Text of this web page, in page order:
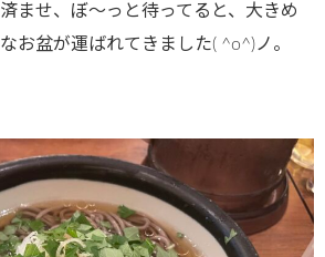
ませ、ぼ～っと待ってると、大きめ
お盆が運ばれてきました( ^o^)ノ。